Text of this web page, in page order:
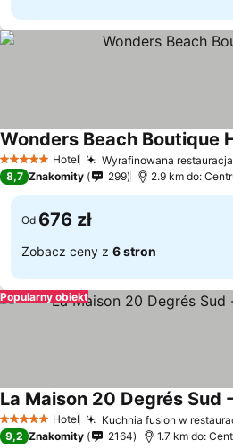
5 KategoriaHotel Wyrafinowana
Wonders Beach Boutique
8,7 Znakomity 299 2.9 km do:
Od 676 zł
Zobacz ceny z 6 stron
Popularny obiekt
5 KategoriaHotel Kuchnia fusion w
La Maison 20 Degrés Sud
9,2 Znakomity 2164 1.7 km do: